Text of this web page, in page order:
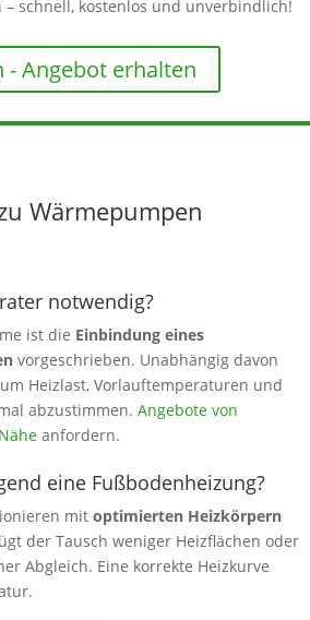
– schnell, kostenlos und unverbindlich!
Angebot erhalten
Wärmepumpen
notwendig?
ist die Einbindung eines
vorgeschrieben. Unabhängig davon
Heizlast, Vorlauftemperaturen und
abzustimmen. Angebote von
anfordern.
eine Fußbodenheizung?
mit optimierten Heizkörpern
der Tausch weniger Heizflächen oder
Abgleich. Eine korrekte Heizkurve